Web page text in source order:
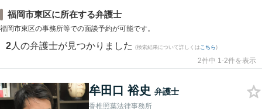
福岡市東区に所在する弁護士
福岡市東区の事務所等での面談予約が可能です。
2 人の弁護士が見つかりました (検索結果について詳しくは こちら)
2件中 1-2件を表示
牟田口 裕史 弁護士
香椎照葉法律事務所